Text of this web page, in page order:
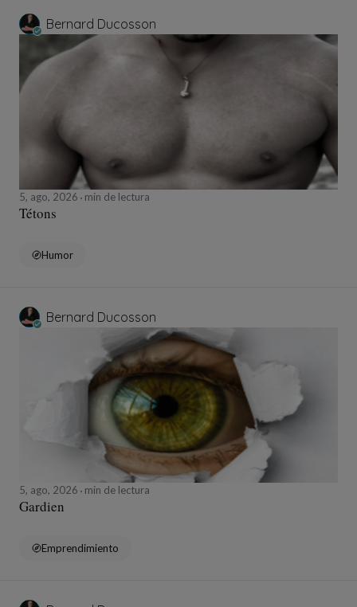
Bernard Ducosson
5, ago, 2026 min de lectura
Tétons
Humor
Bernard Ducosson
5, ago, 2026 min de lectura
Gardien
Emprendimiento